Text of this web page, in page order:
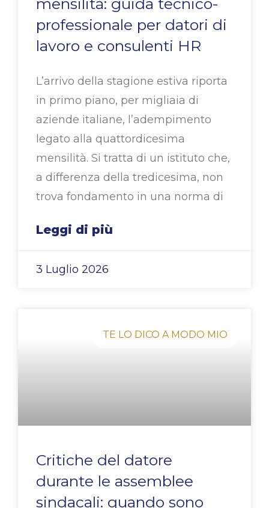
mensilità: guida tecnico-
professionale per datori di
lavoro e consulenti HR
L’arrivo della stagione estiva riporta
in primo piano, per migliaia di
aziende italiane, l’adempimento
legato alla quattordicesima
mensilità. Si tratta di un istituto che,
a differenza della tredicesima, non
trova fondamento in una norma di
Leggi di più
3 Luglio 2026
TE LO DICO A MODO MIO
Critiche del datore
durante le assemblee
sindacali: quando sono